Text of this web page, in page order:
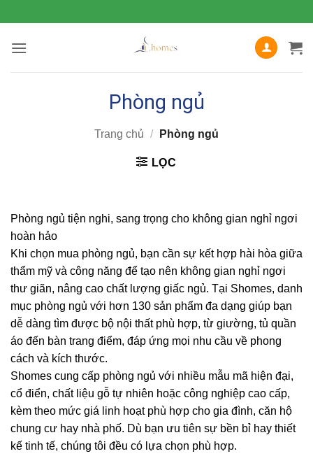
qua
nội
Phòng ngủ
Trang chủ / Phòng ngủ
LỌC
Phòng ngủ tiện nghi, sang trọng cho không gian nghỉ ngơi
hoàn hảo
Khi chọn mua phòng ngủ, bạn cần sự kết hợp hài hòa giữa
thẩm mỹ và công năng để tạo nên không gian nghỉ ngơi
thư giãn, nâng cao chất lượng giấc ngủ. Tại Shomes, danh
mục phòng ngủ với hơn 130 sản phẩm đa dạng giúp bạn
dễ dàng tìm được bộ nội thất phù hợp, từ giường, tủ quần
áo đến bàn trang điểm, đáp ứng mọi nhu cầu về phong
cách và kích thước.
Shomes cung cấp phòng ngủ với nhiều mẫu mã hiện đại,
cổ điển, chất liệu gỗ tự nhiên hoặc công nghiệp cao cấp,
kèm theo mức giá linh hoạt phù hợp cho gia đình, căn hộ
chung cư hay nhà phố. Dù bạn ưu tiên sự bền bỉ hay thiết
kế tinh tế, chúng tôi đều có lựa chọn phù hợp.